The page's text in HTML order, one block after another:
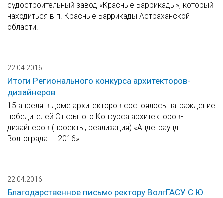
судостроительный завод «Красные Баррикады», который
находиться в п. Красные Баррикады Астраханской
области.
22.04.2016
Итоги Регионального конкурса архитекторов-
дизайнеров
15 апреля в доме архитекторов состоялось награждение
победителей Открытого Конкурса архитекторов-
дизайнеров (проекты, реализация) «Андеграунд
Волгограда — 2016».
22.04.2016
Благодарственное письмо ректору ВолгГАСУ С.Ю.